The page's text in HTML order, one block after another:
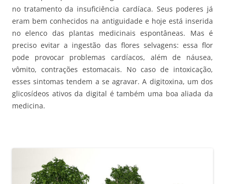
no tratamento da insuficiência cardíaca. Seus poderes já
eram bem conhecidos na antiguidade e hoje está inserida
no elenco das plantas medicinais espontâneas. Mas é
preciso evitar a ingestão das flores selvagens: essa flor
pode provocar problemas cardíacos, além de náusea,
vômito, contrações estomacais. No caso de intoxicação,
esses sintomas tendem a se agravar. A digitoxina, um dos
glicosídeos ativos da digital é também uma boa aliada da
medicina.